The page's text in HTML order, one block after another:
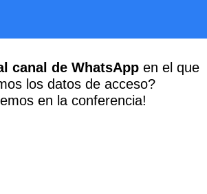
canal de WhatsAppen el que
los datos de acceso?
en la conferencia!